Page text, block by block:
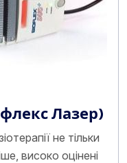
Лазер)
не тільки
високо оцінені